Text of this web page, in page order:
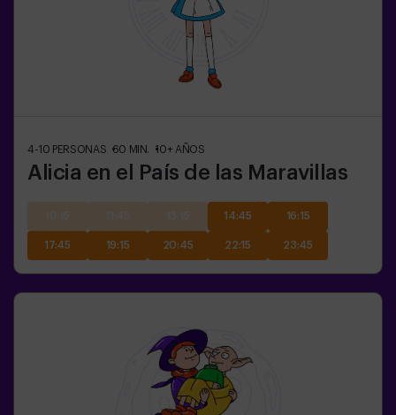
4-10 PERSONAS 60 MIN. 10+ AÑOS
Alicia en el País de las Maravillas
14:45 16:15
17:45 19:15 20:45 22:15 23:45